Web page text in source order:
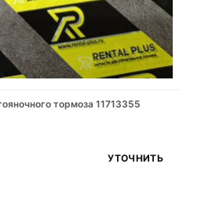
тормоза 11713355
УТОЧНИТЬ